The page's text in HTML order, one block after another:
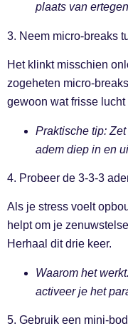
plaats van
3. Neem micro-breaks
Het klinkt misschien
zogeheten micro-
gewoon wat frisse
Praktische tip:
adem diep in en
4. Probeer de 3-3-3
Als je stress voelt
helpt om je
Herhaal dit drie keer.
Waarom het
activeer je het
5. Gebruik een mini-